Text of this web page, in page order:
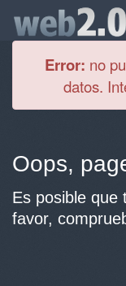
Error: no
datos.
Oops,
Es posible que
favor,